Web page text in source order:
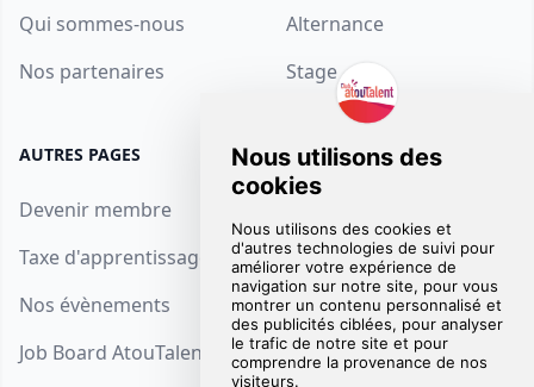
Qui sommes-nous
Nos partenaires
Alternance
Stage
AUTRES PAGES
Devenir membre
Taxe d'apprentissage
Nos évènements
Job Board AtouTalent
SUPPORT
FAQ
Mentions Légales